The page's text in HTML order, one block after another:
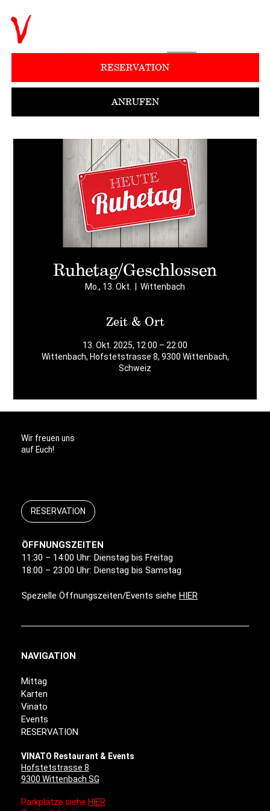
ANRUFEN
RESERVATION
Ruhetag/Geschlossen
Mo., 13. Okt. Wittenbach
Zeit & Ort
13. Okt. 2025, 12:00 – 22:00
Wittenbach, Hofstetstrasse 8, 9300 Wittenbach,
Schweiz
Wir freuen uns
auf Euch!
RESERVATION
ÖFFNUNGSZEITEN
11:30 – 14:00 Uhr: Dienstag bis Freitag
18:00 – 23:00 Uhr: Dienstag bis Samstag
Spezielle Öffnungszeiten/Events siehe HIER
VINATO Restaurant & Events
Hofstetstrasse 8
9300 Wittenbach SG
Parkplätze siehe HIER
NAVIGATION
Mittag
Karten
Vinato
Events
RESERVATION